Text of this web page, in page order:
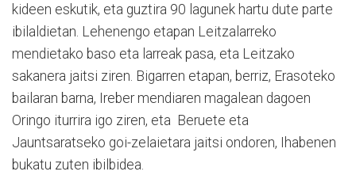
kideen eskutik, eta guztira 90 lagunek hartu dute parte
ibilaldietan. Lehenengo etapan Leitzalarreko
mendietako baso eta larreak pasa, eta Leitzako
sakanera jaitsi ziren. Bigarren etapan, berriz, Erasoteko
bailaran barna, Ireber mendiaren magalean dagoen
Oringo iturrira igo ziren, eta Beruete eta
Jauntsaratseko goi-zelaietara jaitsi ondoren, Ihabenen
bukatu zuten ibilbidea.